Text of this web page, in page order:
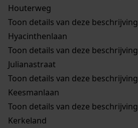
Houterweg
Toon details van deze beschrijving
Hyacinthenlaan
Toon details van deze beschrijving
Julianastraat
Toon details van deze beschrijving
Keesmanlaan
Toon details van deze beschrijving
Kerkeland